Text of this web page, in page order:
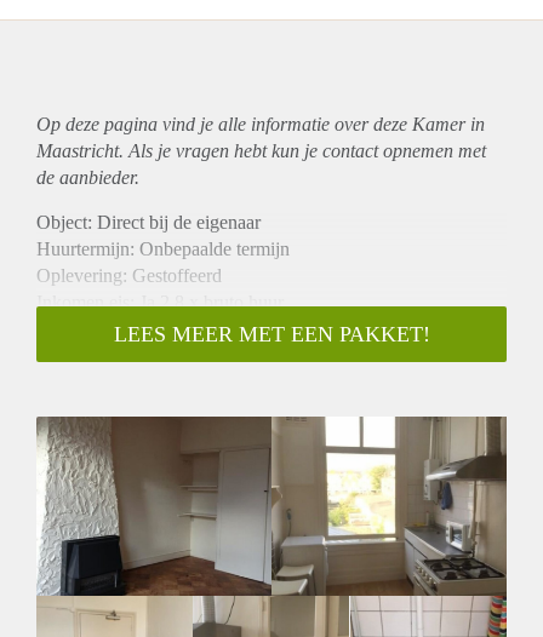
Op deze pagina vind je alle informatie over deze Kamer in
Maastricht. Als je vragen hebt kun je contact opnemen met
de aanbieder.
Object: Direct bij de eigenaar
Huurtermijn: Onbepaalde termijn
Oplevering: Gestoffeerd
Inkomen eis: Ja 2,8 x bruto huur
Garantiestelling mogelijk: Ja
Borg: 1 maand
Gedeelde keuken: Nee
Gedeelde Douche: Nee
Gedeelde woonkamer: Nee
Huisgenoten: Nee
Geslacht huisgenoten: N.v.t.
LEES MEER MET EEN PAKKET!